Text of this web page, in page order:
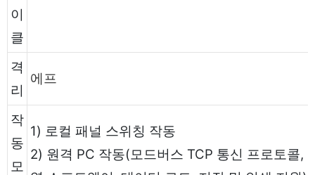
이
클
격
리
에프
작
동
모
1) 로컬 패널 스위칭 작동
2) 원격 PC 작동(모드버스 TCP 통신 프로토콜,